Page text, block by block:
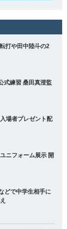
打や田中陸斗の2
式練習 桑田真澄監
場者プレゼント配
ニフォーム展示 開
どで中学生相手に